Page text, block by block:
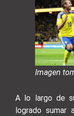
Imagen
A lo largo de
logrado